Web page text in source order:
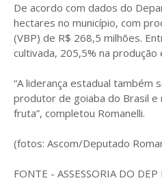
De acordo com dados do
hectares no município, com
(VBP) de R$ 268,5 milhões.
cultivada, 205,5% na produção
“A liderança estadual também
produtor de goiaba do Brasil e
fruta”, completou Romanelli.
(fotos: Ascom/Deputado
FONTE - ASSESSORIA DO